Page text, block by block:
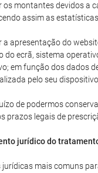
os montantes devidos a
assim as
a apresentação do
do ecrã, sistema
em função dos dados
pelo seu
de podermos
prazos legais de
jurídico do
jurídicas mais comuns